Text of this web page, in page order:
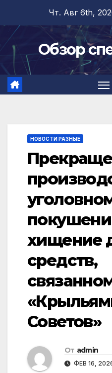
содержимому
Чт. Авг 6th,
Обзор
НОВОСТИ РАЗНЫЕ
хищение
средств,
Советов»
От admin
ФЕВ 16,